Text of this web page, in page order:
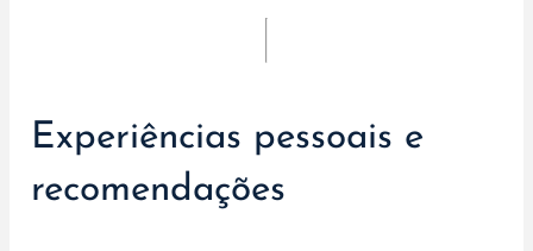
Experiências pessoais e
recomendações